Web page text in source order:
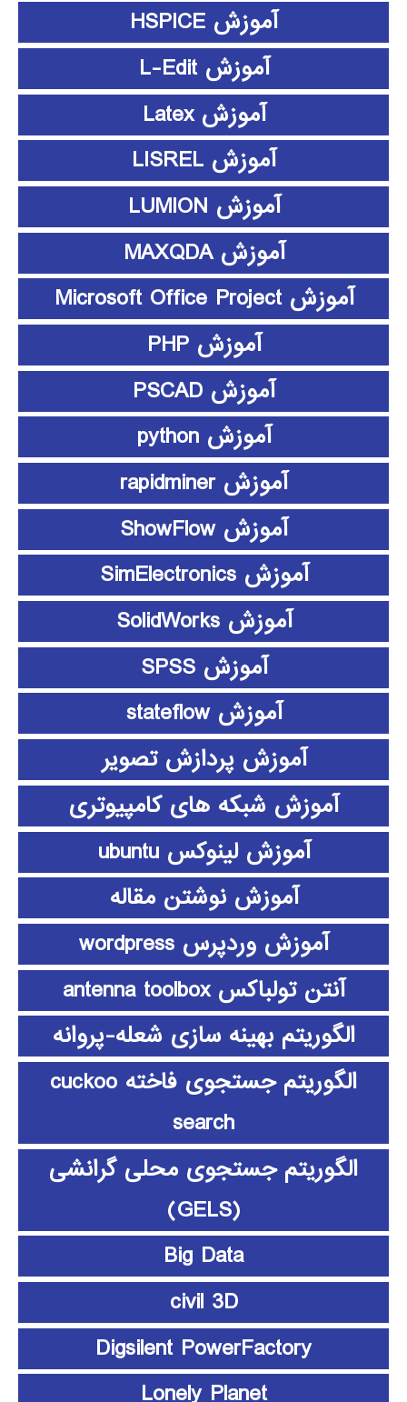
آموزش HSPICE
آموزش L-Edit
آموزش Latex
آموزش LISREL
آموزش LUMION
آموزش MAXQDA
آموزش Microsoft Office Project
آموزش PHP
آموزش PSCAD
آموزش python
آموزش rapidminer
آموزش ShowFlow
آموزش SimElectronics
آموزش SolidWorks
آموزش SPSS
آموزش stateflow
آموزش پردازش تصویر
آموزش شبکه های کامپیوتری
آموزش لینوکس ubuntu
آموزش نوشتن مقاله
آموزش وردپرس wordpress
آنتن تولباکس antenna toolbox
الگوریتم بهینه سازی شعله-پروانه
الگوریتم جستجوی فاخته cuckoo
search
الگوریتم جستجوی محلی گرانشی
(GELS)
Big Data
civil 3D
Digsilent PowerFactory
Lonely Planet